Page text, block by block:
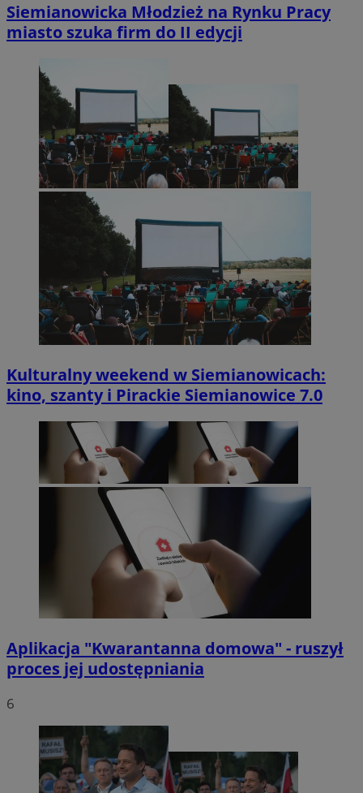
Siemianowicka Młodzież na Rynku Pracy
miasto szuka firm do II edycji
Kulturalny weekend w Siemianowicach:
kino, szanty i Pirackie Siemianowice 7.0
Aplikacja "Kwarantanna domowa" - ruszył
proces jej udostępniania
6